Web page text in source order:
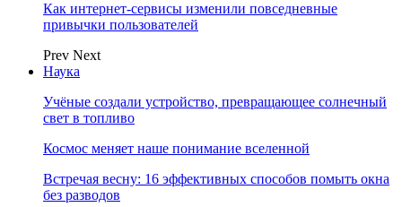
Как интернет-сервисы изменили повседневные
привычки пользователей
Prev Next
Наука
Учёные создали устройство, превращающее солнечный
свет в топливо
Космос меняет наше понимание вселенной
Встречая весну: 16 эффективных способов помыть окна
без разводов